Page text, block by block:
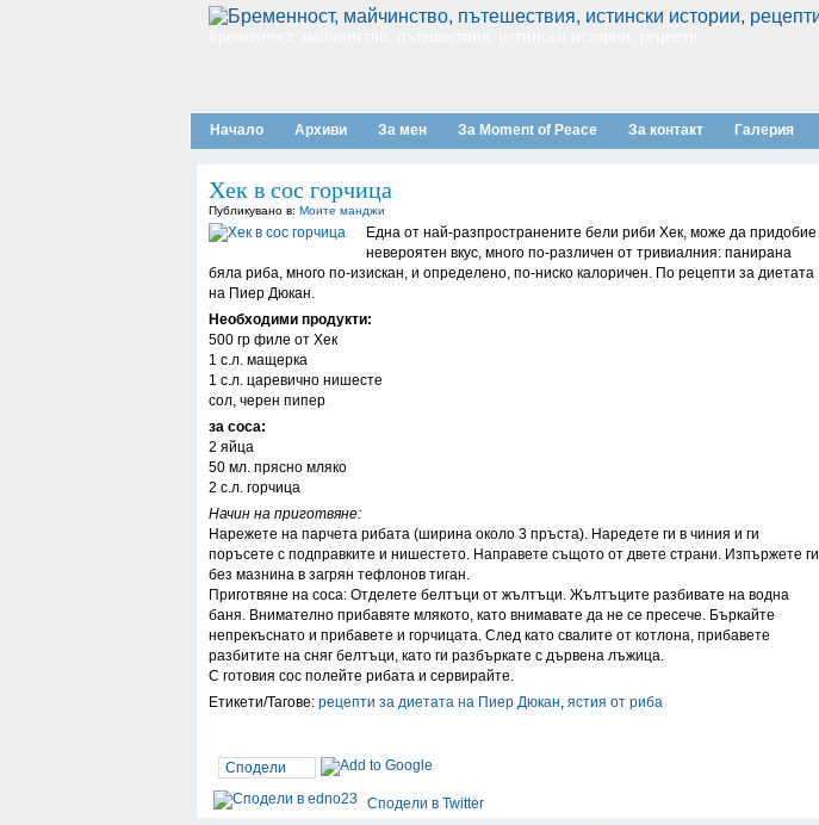
Начало Архиви За мен За Moment of Peace За контакт Галерия
Хек в сос горчица
Публикувано в: Моите манджи
Една от най-разпространените бели риби Хек, може да придобие
невероятен вкус, много по-различен от тривиалния: панирана
бяла риба, много по-изискан, и определено, по-ниско калоричен. По рецепти за диетата
на Пиер Дюкан.
Необходими продукти:
500 гр филе от Хек
1 с.л. мащерка
1 с.л. царевично нишесте
сол, черен пипер
за соса:
2 яйца
50 мл. прясно мляко
2 с.л. горчица
Начин на приготвяне:
Нарежете на парчета рибата (ширина около 3 пръста). Наредете ги в чиния и ги
поръсете с подправките и нишестето. Направете същото от двете страни. Изпържете ги
без мазнина в загрян тефлонов тиган.
Приготвяне на соса: Отделете белтъци от жълтъци. Жълтъците разбивате на водна
баня. Внимателно прибавяте млякото, като внимавате да не се пресече. Бъркайте
непрекъснато и прибавете и горчицата. След като свалите от котлона, прибавете
разбитите на сняг белтъци, като ги разбъркате с дървена лъжица.
С готовия сос полейте рибата и сервирайте.
Етикети/Тагове: рецепти за диетата на Пиер Дюкан, ястия от риба
Сподели
Сподели в Twitter